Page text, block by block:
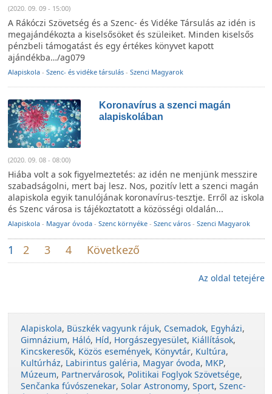
(2020. 09. 09 - 15:00)
A Rákóczi Szövetség és a Szenc- és Vidéke Társulás az idén is
megajándékozta a kiselsősöket és szüleiket. Minden kiselsős
pénzbeli támogatást és egy értékes könyvet kapott
ajándékba…/ag079
Alapiskola - Szenc- és vidéke társulás - Szenci Magyarok
Koronavírus a szenci magán
alapiskolában
(2020. 09. 08 - 08:00)
Hiába volt a sok figyelmeztetés: az idén ne menjünk messzire
szabadságolni, mert baj lesz. Nos, pozitív lett a szenci magán
alapiskola egyik tanulójának koronavírus-tesztje. Erről az iskola
és Szenc városa is tájékoztatott a közösségi oldalán...
Alapiskola - Magyar óvoda - Szenc környéke - Szenc város - Szenci Magyarok
1 2 3 4 Következő
Az oldal tetejére
Alapiskola, Büszkék vagyunk rájuk, Csemadok, Egyházi,
Gimnázium, Háló, Híd, Horgászegyesület, Kiállítások,
Kincskeresők, Közös események, Könyvtár, Kultúra,
Kultúrház, Labirintus galéria, Magyar óvoda, MKP,
Múzeum, Partnervárosok, Politikai Foglyok Szövetsége,
Senčanka fúvószenekar, Solar Astronomy, Sport, Szenc-